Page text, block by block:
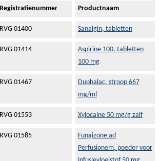
Registratienummer Productnaam
RVG 01400 Sanalgin, tabletten
RVG 01414
Aspirine 100, tabletten
100 mg
RVG 01467
Duphalac, stroop 667
mg/ml
RVG 01553 Xylocaine 50 mg/g zalf
RVG 01585
Fungizone ad
Perfusionem, poeder voor